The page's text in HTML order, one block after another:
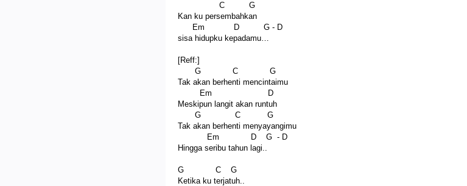
C G
Kan ku persembahkan
Em D G - D
sisa hidupku kepadamu…
[Reff:]
G C G
Tak akan berhenti mencintaimu
Em D
Meskipun langit akan runtuh
G C G
Tak akan berhenti menyayangimu
Em D G - D
Hingga seribu tahun lagi..
G C G
Ketika ku terjatuh..